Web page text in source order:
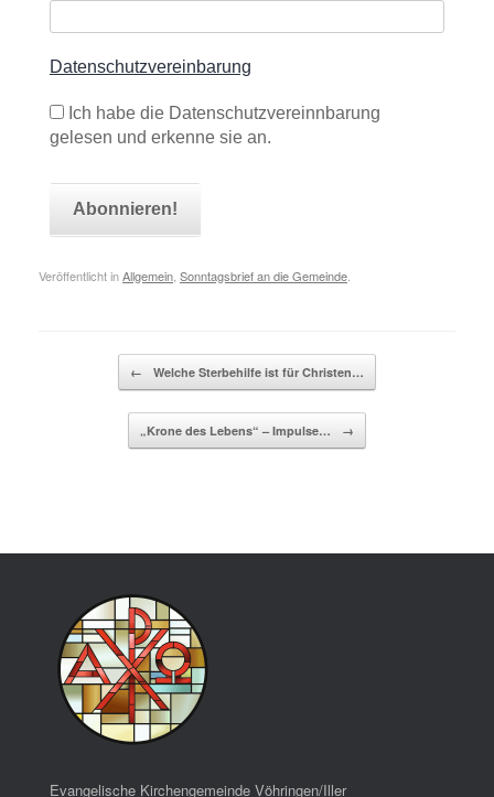
Datenschutzvereinbarung
Ich habe die Datenschutzvereinnbarung
gelesen und erkenne sie an.
Veröffentlicht inAllgemein Sonntagsbrief an die Gemeinde
Beitragsnavigation
← Welche Sterbehilfe ist für Christen…
„Krone des Lebens“ – Impulse… →
Evangelische Kirchengemeinde Vöhringen/Iller